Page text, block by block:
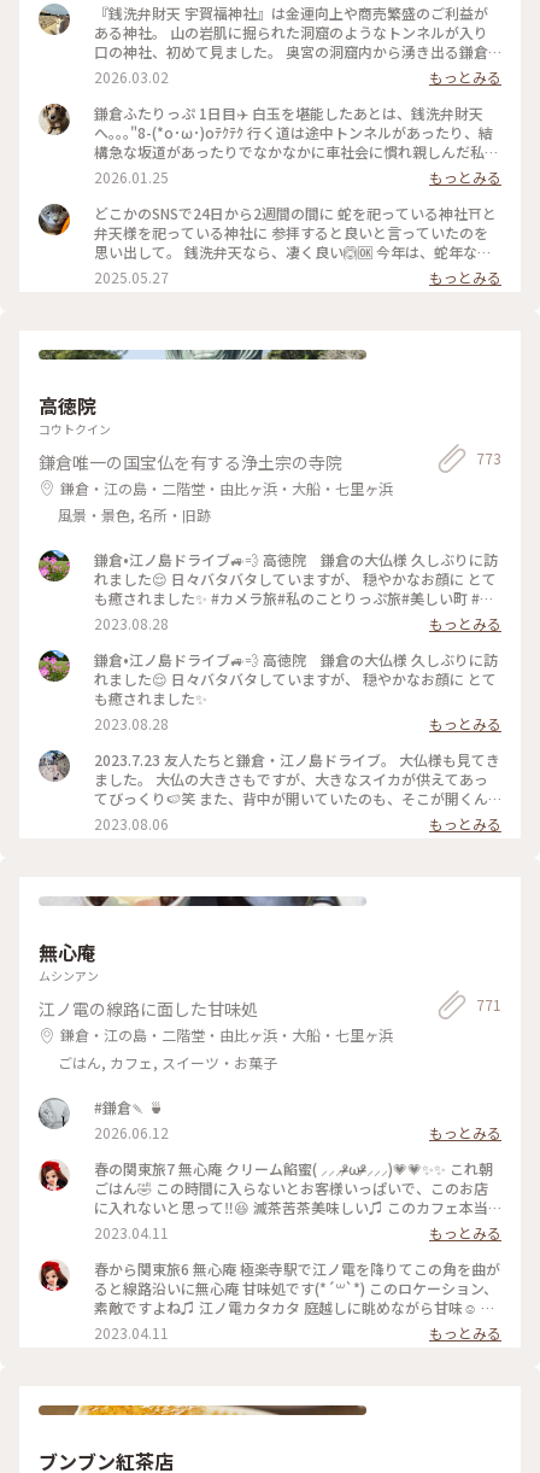
『銭洗弁財天 宇賀福神社』は金運向上や商売繁盛のご利益が
ある神社。 山の岩肌に掘られた洞窟のようなトンネルが入り
口の神社、初めて見ました。 奥宮の洞窟内から湧き出る鎌倉
五名水のひとつ「銭洗水」でお金を洗うと 何倍にも増えて戻
ってくると信じられています。 現金持ち歩かないので、その場
で 旦那さんに恵んでもらった1,000円札と100円玉を洗いまし
た。 意味あるかな。 ✒︎ 源頼朝が夢のお告げで発見した洞窟の
清水が由来。 北条時頼もこの神を敬い自ら銭を洗って祈り、
いつしか銭洗いの水と呼ばれるように。 御祭神は水の神、市
杵島姫命（いちきしまひめのみこと）。 🐾 茶房 雲母の前の道
をさらに10分ほど進んだ先にあります。 鎌倉駅西口から歩い
て20分ほど。 #銭洗弁財天#神奈川#鎌倉#日本遺産#銭洗弁財
天宇賀福神社#はじめての鎌倉#全決の熱が冷めない#狛犬
2026.03.02
もっとみる
鎌倉ふたりっぷ 1日目✈️ 白玉を堪能したあとは、銭洗弁財天
へ｡｡｡"8-(*o･ω･)oﾃｸﾃｸ 行く道は途中トンネルがあったり、結
構急な坂道があったりでなかなかに車社会に慣れ親しんだ私た
ちにはハードモード(((;°▽°))💦 最後にかなりな上り坂ですっか
り折れた心を奮い立たせ何とか無事到着(〃´o｀)ﾌｩ… 参拝し
て、もちろんお金を少し洗い、お守り等を頂いたあとは大仏様
に会いに行きました😊 運良く、銭洗弁財天を出た時にタクシ
ー🚕が止まったので、すかさず捕まえ無事乗車。 楽ちんで高
徳院へ向かいました。 親切な運転手さんに生き方を教えても
らい、迷うことなく到着🙌 初めてお会いする鎌倉の大仏様
てお参りを済ませ、お次は憧れの江ノ電に乗って次の目的地へ
寺
2026.01.25
もっとみる
どこかのSNSで24日から2週間の間に 蛇を祀っている神社⛩️と
弁天様を祀っている神社に 参拝すると良いと言っていたのを
思い出して。 銭洗弁天なら、凄く良い🙆🆗 今年は、蛇年なの
で来なければと思っていたので 丁度のタイミングと思って参
拝出来ました❣️ #神社 #銭洗弁天 #巳年 #弁天様 #鎌倉
2025.05.27 もっとみる
高徳院
コウトクイン
鎌倉唯一の国宝仏を有する浄土宗の寺院
鎌倉・江の島・二階堂・由比ヶ浜・大船・七里ヶ浜
風景・景色, 名所・旧跡
773
鎌倉•江ノ島ドライブ🚙💨 高徳院 鎌倉の大仏様 久しぶりに訪
れました😌 日々バタバタしていますが、 穏やかなお顔に とて
も癒されました✨ #カメラ旅#私のことりっぷ旅#美しい町 #鎌
倉
2023.08.28
もっとみる
鎌倉•江ノ島ドライブ🚙💨 高徳院 鎌倉の大仏様 久しぶりに訪
れました😌 日々バタバタしていますが、 穏やかなお顔に とて
も癒されました✨
2023.08.28
もっとみる
2023.7.23 友人たちと鎌倉・江ノ島ドライブ。 大仏様も見てき
ました。 大仏の大きさもですが、大きなスイカが供えてあっ
てびっくり🍉笑 また、背中が開いていたのも、そこが開くん
だ、、と、つい写真を撮ってしまいました（3枚目） #高徳院
#高徳院大仏殿 #鎌倉 #私のことりっぷ旅
2023.08.06 もっとみる
無心庵
ムシンアン
江ノ電の線路に面した甘味処
鎌倉・江の島・二階堂・由比ヶ浜・大船・七里ヶ浜
ごはん, カフェ, スイーツ・お菓子
771
#鎌倉🍡 🍵
2026.06.12
もっとみる
春の関東旅7 無心庵 クリーム餡蜜( ⸝⸝⸝ᵒ̴̶̷ωᵒ̴̶̷⸝⸝⸝)💗💗✨✨ これ朝
ごはん🤣 この時間に入らないとお客様いっぱいで、このお店
に入れないと思って‼️😆 滅茶苦茶美味しい♫ このカフェ本当
におすすめ♫ 江ノ電でぶらぶらしながら鎌倉方面の旅の折に
ぜひどうぞ(*´꒳`*)
2023.04.11
もっとみる
春から関東旅6 無心庵 極楽寺駅で江ノ電を降りてこの角を曲が
ると線路沿いに無心庵 甘味処です(*´꒳`*) このロケーション、
素敵ですよね♫ 江ノ電カタカタ 庭越しに眺めながら甘味☺️ は
ずれないシュチェーション(*´꒳`*)
2023.04.11 もっとみる
ブンブン紅茶店